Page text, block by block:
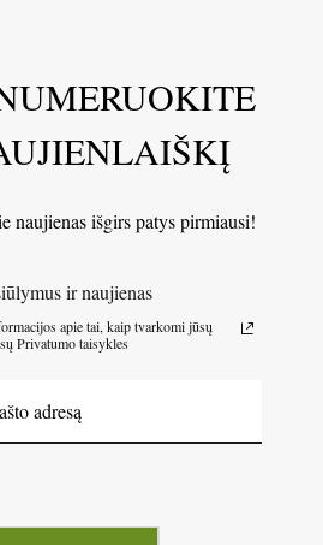
naujienas išgirs patys pirmiausi!
ir naujienas
apie tai, kaip tvarkomi jūsų
Privatumo taisykles